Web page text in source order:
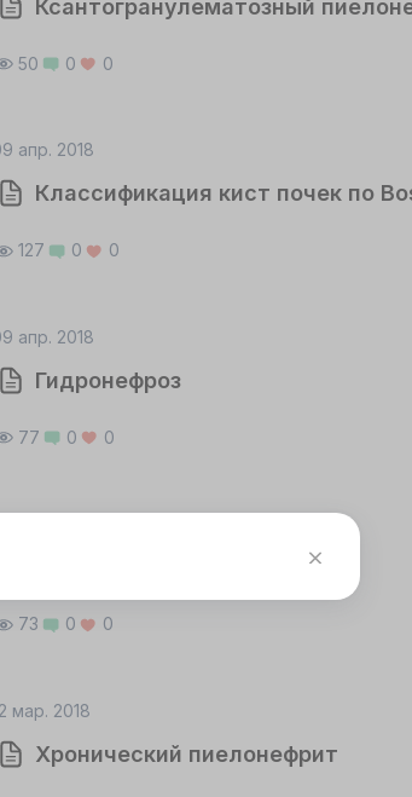
муцина, как в железистом эпителии.
Предпочтительным термином для
Ксантогранулематозный
50 0 0
апр. 2018
Классификация кист почек по
127 0 0
апр. 2018
Гидронефроз
77 0 0
73 0 0
мар. 2018
Хронический пиелонефрит
O COOKIE